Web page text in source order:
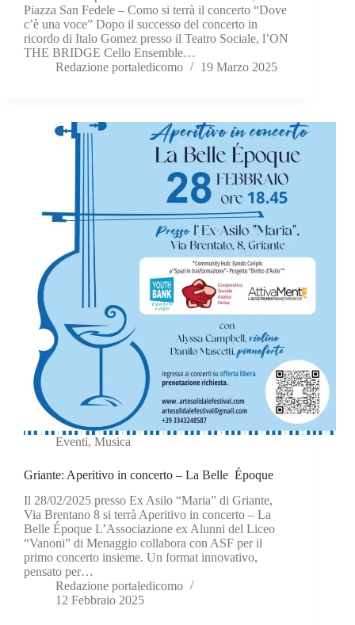
Piazza San Fedele – Como si terrà il concerto “Dove
c’è una voce” Dopo il successo del concerto in
ricordo di Italo Gomez presso il Teatro Sociale, l’ON
THE BRIDGE Cello Ensemble…
Redazione portaledicomo
19 Marzo 2025
Eventi, Musica
Griante: Aperitivo in concerto – La Belle Époque
Il 28/02/2025 presso Ex Asilo “Maria” di Griante,
Via Brentano 8 si terrà Aperitivo in concerto – La
Belle Époque L’Associazione ex Alunni del Liceo
“Vanoni” di Menaggio collabora con ASF per il
primo concerto insieme. Un format innovativo,
pensato per…
Redazione portaledicomo
12 Febbraio 2025